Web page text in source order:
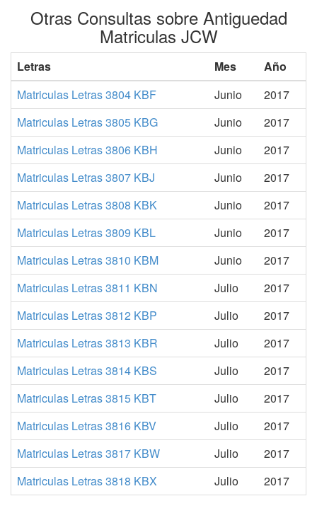
Otras Consultas sobre Antiguedad
Matriculas JCW
Letras Mes
Año
Matriculas Letras 3804 KBF
Junio
2017
Matriculas Letras 3805 KBG
Junio
2017
Matriculas Letras 3806 KBH
Junio
2017
Matriculas Letras 3807 KBJ
Junio
2017
Matriculas Letras 3808 KBK
Junio
2017
Matriculas Letras 3809 KBL
Junio
2017
Matriculas Letras 3810 KBM
Junio
2017
Matriculas Letras 3811 KBN
Julio
2017
Matriculas Letras 3812 KBP
Julio
2017
Matriculas Letras 3813 KBR
Julio
2017
Matriculas Letras 3814 KBS
Julio
2017
Matriculas Letras 3815 KBT
Julio
2017
Matriculas Letras 3816 KBV
Julio
2017
Matriculas Letras 3817 KBW
Julio
2017
Matriculas Letras 3818 KBX
Julio 2017